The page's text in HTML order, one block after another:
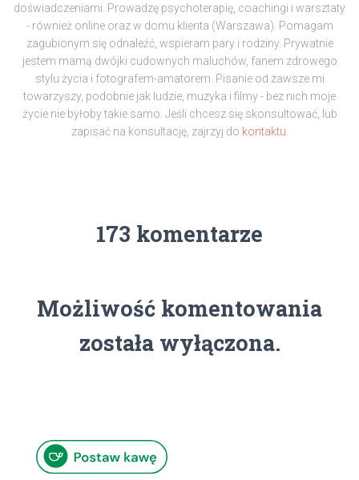
doświadczeniami. Prowadzę psychoterapię, coachingi i warsztaty
- również online oraz w domu klienta (Warszawa). Pomagam
zagubionym się odnaleźć, wspieram pary i rodziny. Prywatnie
jestem mamą dwójki cudownych maluchów, fanem zdrowego
stylu życia i fotografem-amatorem. Pisanie od zawsze mi
towarzyszy, podobnie jak ludzie, muzyka i filmy - bez nich moje
życie nie byłoby takie samo. Jeśli chcesz się skonsultować, lub
zapisać na konsultację, zajrzyj do kontaktu.
173 komentarze
Możliwość komentowania
została wyłączona.